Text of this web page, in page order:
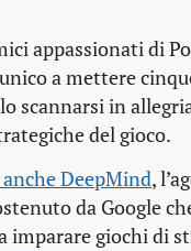
appassionati di
a mettere
scannarsi in
del gioco.
DeepMind,
da Google
imparare giochi di